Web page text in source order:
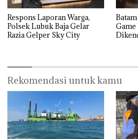
Respons Laporan Warga,
Polsek Lubuk Baja Gelar
Razia Gelper Sky City
Rekomendasi untuk kamu